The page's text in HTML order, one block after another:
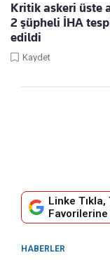
Kritik askeri üste
2 şüpheli İHA
edildi
Kaydet
Linke
Favorilerine
HABERLER